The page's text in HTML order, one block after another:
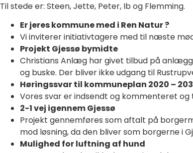
Til stede er: Steen, Jette, Peter, Ib og Flemming.
Er jeres kommune med i Ren Natur ?
Vi inviterer initiativtagere med til næste
Projekt Gjessø bymidte
Christians Anlæg har givet tilbud på
og buske. Der bliver ikke udgang til
Høringssvar til kommuneplan 2020 –
Vores svar er indsendt og kommenteret
2-1 vej igennem Gjessø
Projekt gennemføres som aftalt på
mod løsning, da den bliver som borgerne i
Mulighed for luftning af hund